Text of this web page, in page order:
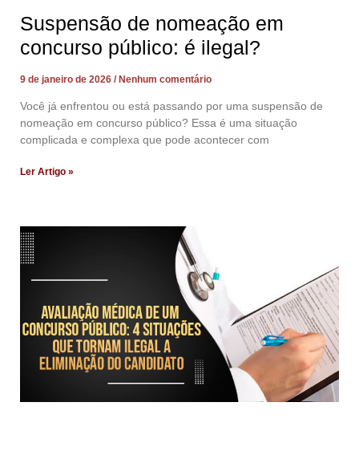
Suspensão de nomeação em
concurso público: é ilegal?
9 de janeiro de 2026 Nenhum comentário
Você já enfrentou ou está passando por uma suspensão de
nomeação em concurso público? Essa é uma situação
complicada e complexa que pode acontecer com
Ler Artigo »